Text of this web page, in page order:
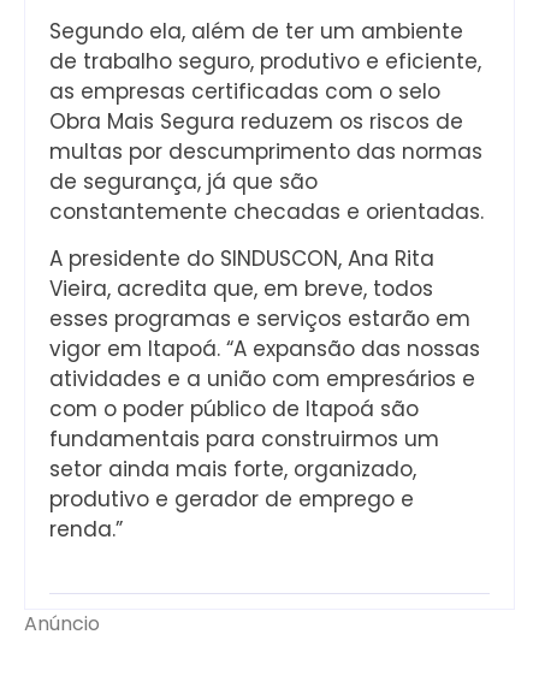
Segundo ela, além de ter um ambiente
de trabalho seguro, produtivo e eficiente,
as empresas certificadas com o selo
Obra Mais Segura reduzem os riscos de
multas por descumprimento das normas
de segurança, já que são
constantemente checadas e orientadas.
A presidente do SINDUSCON, Ana Rita
Vieira, acredita que, em breve, todos
esses programas e serviços estarão em
vigor em Itapoá. “A expansão das nossas
atividades e a união com empresários e
com o poder público de Itapoá são
fundamentais para construirmos um
setor ainda mais forte, organizado,
produtivo e gerador de emprego e
renda.”
Anúncio